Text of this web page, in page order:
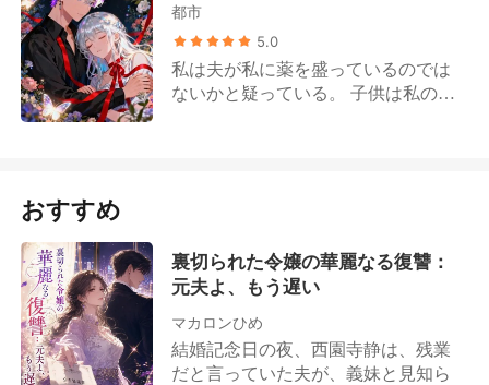
わされても、彼女が何のお咎めも受
けなかった、まさにその後のことだ
った。 彼は彼女を選んだ。 みんなの
前で。 会社の理念よりも、社員の尊
「電話」をかけた。 「お父様」 私の
声は、危険なほど静かだった。 「パ
ようです」
心地悪く体を隠す。「ウォークリ
ー、今日は撮影しなくてもいい？」
彼は軽く笑うと、大きな手で私の腰
を掴み、甘い声で囁いた。 「ベイビ
ー、この動画こそが俺たちの愛の証
たことに気づいた。 慌てて腕時計を
届けに戻ろうとした、その時。個室
の中から聞こえてきたのは、私とウ
ォークリーが愛を交わす声だった。
都市
5.0
私は夫が私に薬を盛っているのでは
ないかと疑っている。 子供は私の実
おすすめ
裏切られた令嬢の華麗なる復讐：
元夫よ、もう遅い
マカロンひめ
結婚記念日の夜、西園寺静は、残業
だと言っていた夫が、義妹と見知ら